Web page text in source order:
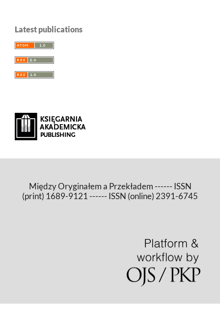
Latest publications
Między Oryginałem a Przekładem ------ ISSN
(print) 1689-9121 ------ ISSN (online) 2391-6745